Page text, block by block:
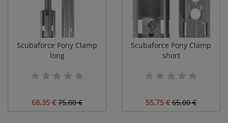
Scubaforce Pony Clamp
long
68,35 € 75,00 €
Scubaforce Pony Clamp
short
55,75 € 65,00 €